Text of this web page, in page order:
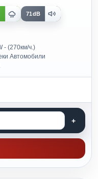
71dB
- (270км/ч.)
Автомобили